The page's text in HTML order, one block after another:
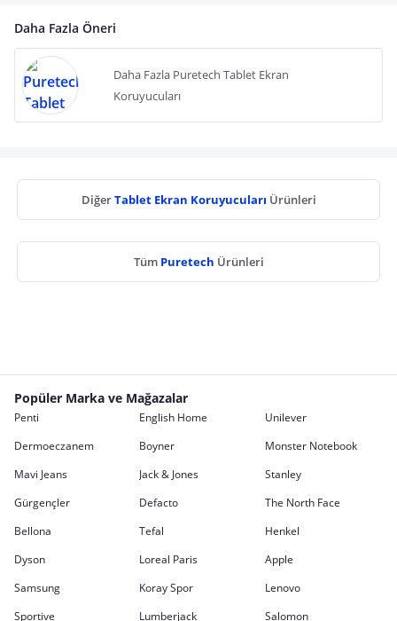
Daha Fazla Öneri
Daha Fazla Puretech Tablet Ekran
Koruyucuları
DiğerTablet Ekran Koruyucuları Ürünleri
Tüm Puretech Ürünleri
Popüler Marka ve Mağazalar
Penti English Home
Unilever
Dermoeczanem
Boyner
Monster Notebook
Mavi Jeans
Jack & Jones
Stanley
Gürgençler
Defacto
The North Face
Bellona
Tefal
Henkel
Dyson
Loreal Paris
Apple
Samsung
Koray Spor
Lenovo
Sportive
Lumberjack Salomon